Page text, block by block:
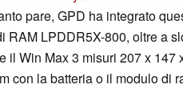
pare, GPD ha integrato
RAM LPDDR5X-800, oltre a
il Win Max 3 misuri 207 x 147
con la batteria o il modulo di